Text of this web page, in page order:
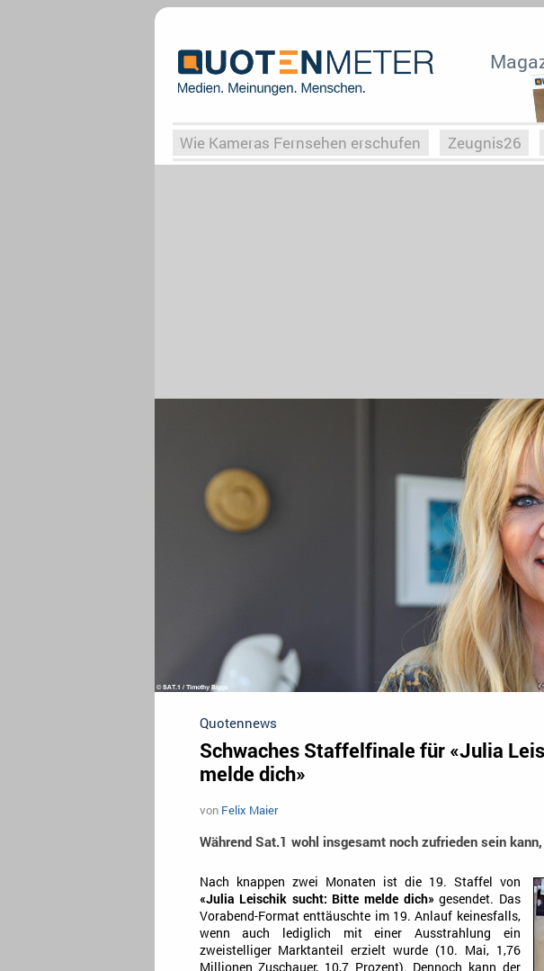
Wie Kameras Fernsehen erschufen Zeugnis26
Quotennews
Schwaches Staffelfinale für «Julia
melde dich»
von Felix Maier
Während Sat.1 wohl insgesamt noch zufrieden sein
Nach knappen zwei Monaten ist die 19. Staffel von
«Julia Leischik sucht: Bitte melde dich» gesendet. Das
Vorabend-Format enttäuschte im 19. Anlauf keinesfalls,
wenn auch lediglich mit einer Ausstrahlung ein
zweistelliger Marktanteil erzielt wurde (10. Mai, 1,76
Millionen Zuschauer, 10,7 Prozent). Dennoch kann der